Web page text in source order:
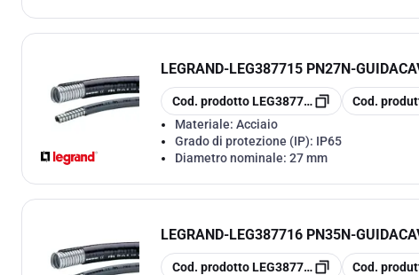
LEGRAND-LEG387715 PN27N-
copia
Cod. prodottoLEG387715 copia
Cod.
Materiale: Acciaio
Grado di protezione (IP): IP65
Diametro nominale: 27 mm
LEGRAND-LEG387716 PN35N-
copia
Cod. prodottoLEG387716 copia
Cod.